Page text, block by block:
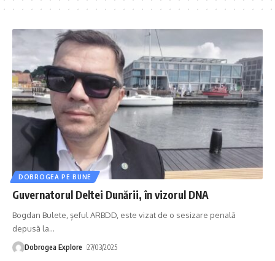
DOBROGEA PE BUNE
Guvernatorul Deltei Dunării, în vizorul DNA
Bogdan Bulete, șeful ARBDD, este vizat de o sesizare penală
depusă la…
Dobrogea Explore 27/03/2025